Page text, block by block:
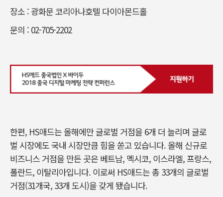
장소 : 광화문 코리아나호텔 다이아몬드홀
문의 : 02-705-2202
한편, HS애드는 올해에만 글로벌 거점을 6개 더 늘리며 글로
벌 시장에도 국내 시장만큼 힘을 쏟고 있습니다. 올해 신규로
비즈니스 거점을 만든 곳은 베트남, 멕시코, 이스라엘, 프랑스,
폴란드, 이탈리아입니다. 이로써 HS애드는 총 33개의 글로벌
거점(31개국, 33개 도시)을 갖게 됐습니다.